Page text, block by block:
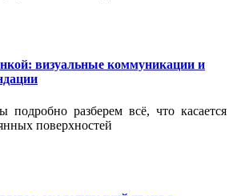
визуальные коммуникации и
подробно разберем всё, что касается
поверхностей